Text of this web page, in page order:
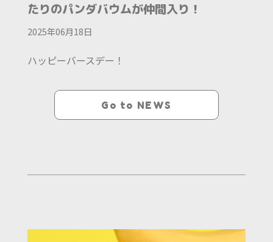
たりのパンダバウムが仲間入り！
2025年06月18日
ハッピーバースデー！
Go to NEWS